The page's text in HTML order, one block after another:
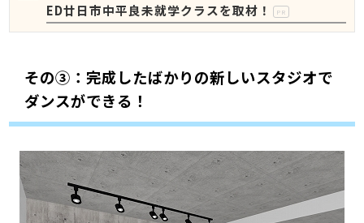
ED廿日市中平良未就学クラスを取材！
PR
その③：完成したばかりの新しいスタジオで
ダンスができる！